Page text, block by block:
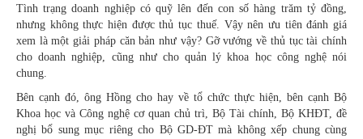
Tình trạng doanh nghiệp có quỹ lên đến con số hàng trăm tỷ đồng,
nhưng không thực hiện được thủ tục thuế. Vậy nên ưu tiên đánh giá
xem là một giải pháp căn bản như vậy? Gỡ vướng về thủ tục tài chính
cho doanh nghiệp, cũng như cho quản lý khoa học công nghệ nói
chung.
Bên cạnh đó, ông Hồng cho hay về tổ chức thực hiện, bên cạnh Bộ
Khoa học và Công nghệ cơ quan chủ trì, Bộ Tài chính, Bộ KHĐT, đề
nghị bổ sung mục riêng cho Bộ GD-ĐT mà không xếp chung cùng